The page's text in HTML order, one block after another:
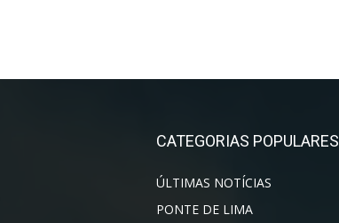
CATEGORIAS POPULARES
ÚLTIMAS NOTÍCIAS
PONTE DE LIMA